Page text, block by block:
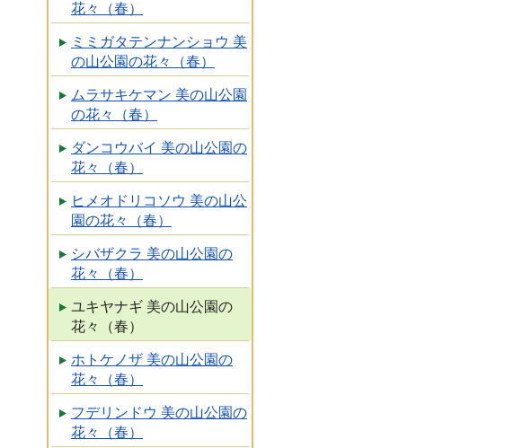
花々（春）
ミミガタテンナンショウ 美
の山公園の花々（春）
ムラサキケマン 美の山公園
の花々（春）
ダンコウバイ 美の山公園の
花々（春）
ヒメオドリコソウ 美の山公
園の花々（春）
シバザクラ 美の山公園の
花々（春）
ユキヤナギ 美の山公園の
花々（春）
ホトケノザ 美の山公園の
花々（春）
フデリンドウ 美の山公園の
花々（春）